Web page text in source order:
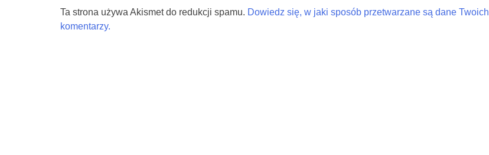
Ta strona używa Akismet do redukcji spamu. Dowiedz się, w jaki sposób przetwarzane są dane Twoich
komentarzy.